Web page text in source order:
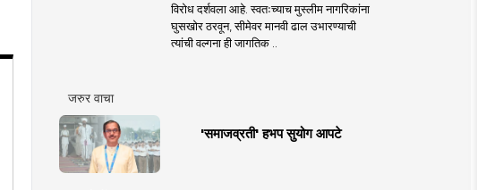
विरोध दर्शवला आहे. स्वतःच्याच मुस्लीम नागरिकांना
घुसखोर ठरवून, सीमेवर मानवी ढाल उभारण्याची
त्यांची वल्गना ही जागतिक ..
जरुर वाचा
'समाजव्रती' हभप सुयोग आपटे